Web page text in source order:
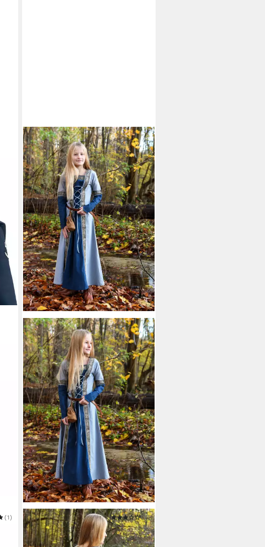
(1)
BATTLE MERCHANT
Burgfräulein-Kostüm Kinder
Fantasy-Mittelalterkleid blau,
(2)